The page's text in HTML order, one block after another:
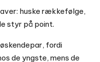
huske rækkefølge,
styr på point.
fordi
de yngste, mens de